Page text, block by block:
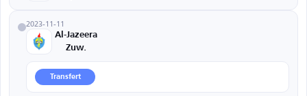
2023-11-11
Al-Jazeera
Zuw.
Transfert